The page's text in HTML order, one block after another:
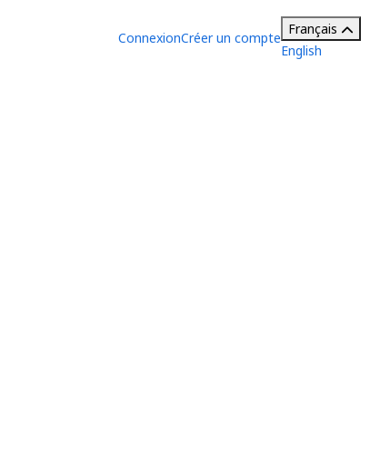
ConnexionCréer un compte
Français
English